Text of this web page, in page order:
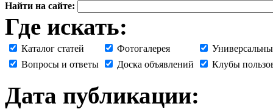
Найти на сайте:
Где искать:
Каталог статей Фотогалерея
Вопросы и ответы
Доска объявлений Клубы
Дата публикации: